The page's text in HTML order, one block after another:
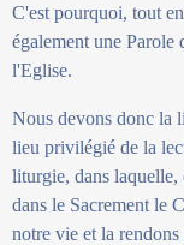
C'est pourquoi, tout
également une
l'Eglise.
Nous devons donc la
lieu privilégié de la
liturgie, dans laquelle,
dans le Sacrement le
notre vie et la